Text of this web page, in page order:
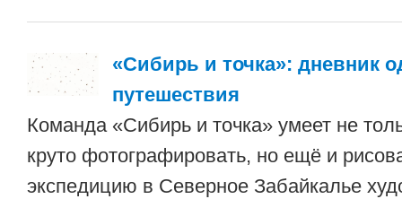
«Сибирь и точка»: дневник
путешествия
Команда «Сибирь и точка» умеет не
круто фотографировать, но ещё и
экспедицию в Северное Забайкалье